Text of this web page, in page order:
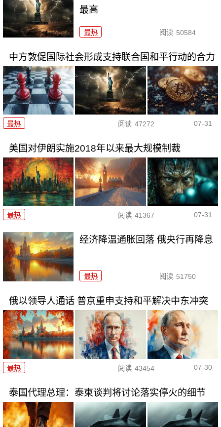
最高
最热 阅读 50584
中方敦促国际社会形成支持联合国和平行动的合力
最热 阅读 47272 07-31
美国对伊朗实施2018年以来最大规模制裁
最热 阅读 41367 07-31
经济降温通胀回落 俄央行再降息
最热 阅读 51750
俄以领导人通话 普京重申支持和平解决中东冲突
最热 阅读 43454 07-30
泰国代理总理：泰柬谈判将讨论落实停火的细节